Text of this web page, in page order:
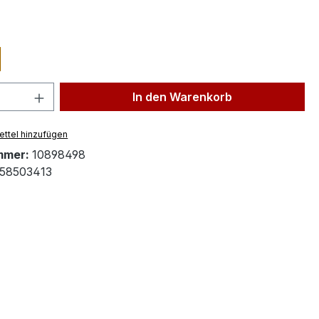
Anzahl: Gib den gewünschten Wert
In den Warenkorb
hinzufügen
10898498